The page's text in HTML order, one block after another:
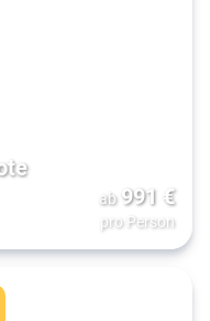
ab 991 €
pro Person